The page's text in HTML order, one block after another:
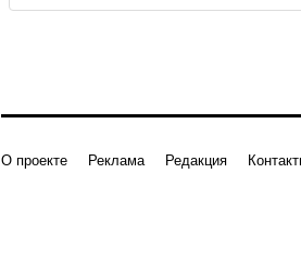
О проекте Реклама Редакция